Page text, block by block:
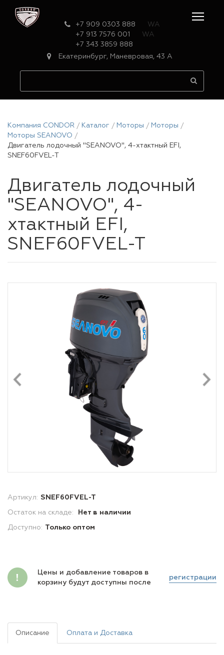
+7 909 0303 888
WA
+7 913 7576 001
WA
+7 343 3859 888
Екатеринбург, Маневровая, 43 А
Компания CONDOR Каталог Моторы
Моторы
Моторы SEANOVO
Двигатель лодочный "SEANOVO", 4-хтактный EFI,
SNEF60FVEL-T
Двигатель лодочный
"SEANOVO", 4-
хтактный EFI,
SNEF60FVEL-T
Артикул: SNEF60FVEL-T
Остаток на складе: Нет в наличии
Доступно: Только оптом
Цены и добавление товаров в
корзину будут доступны после
регистрации
Описание Оплата и Доставка